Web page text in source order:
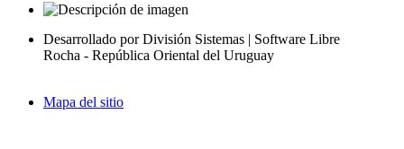
Desarrollado por División Sistemas | Software Libre
Rocha - República Oriental del Uruguay
Mapa del sitio